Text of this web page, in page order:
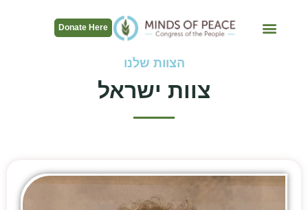
Donate Here
הצוות שלנו
צוות ישראל